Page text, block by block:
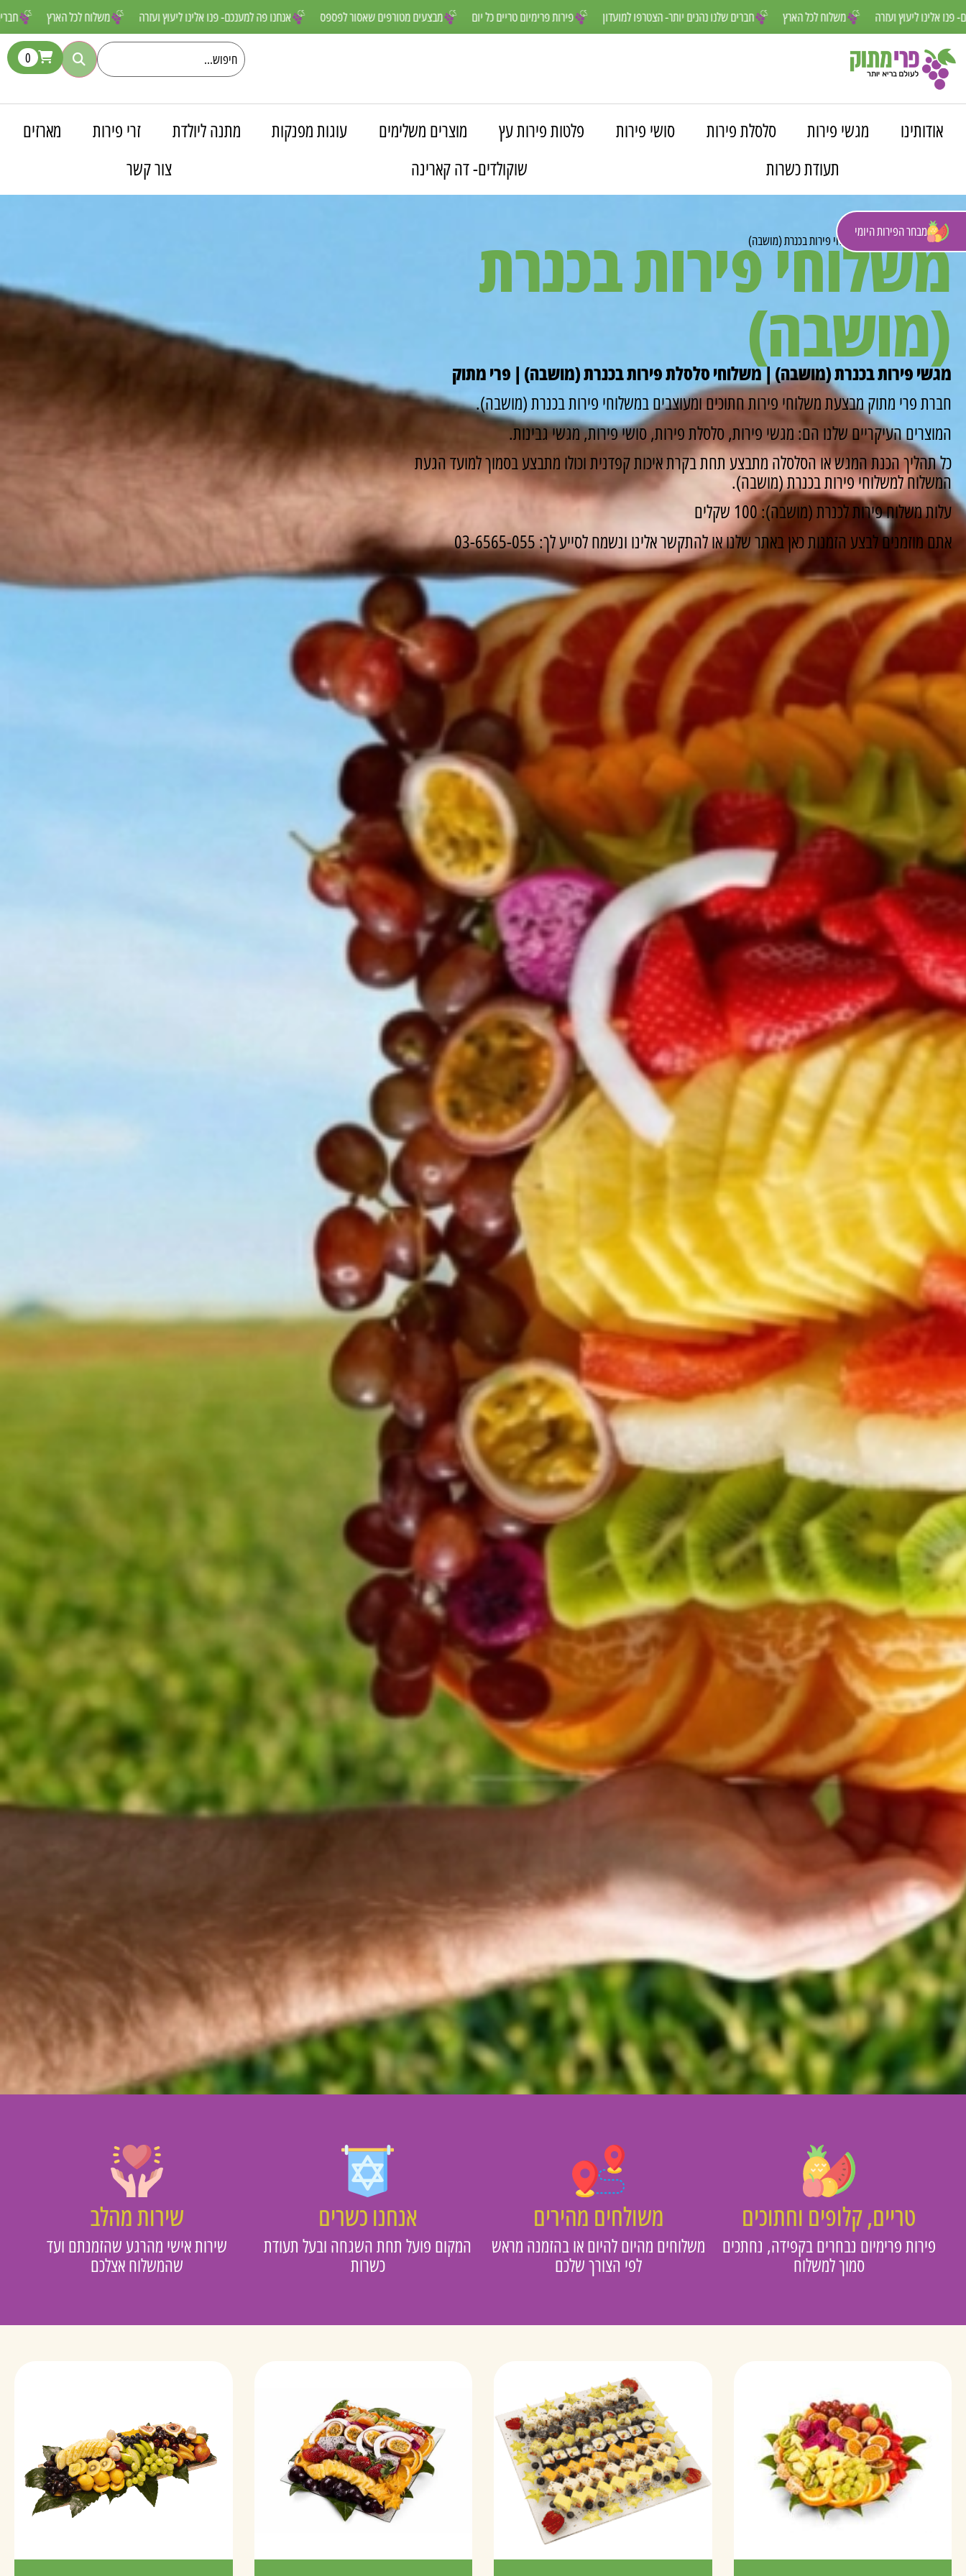
משלוח לכל אנחנו פה למענכם- פנו אלינו ליעוץ ועזרה מבצעים מטורפים שאסור לפספס פירות פרימיום טריים כל יום חברים שלנו נהנים יותר- הצטרפו למועדון משלוח לכל הארץ פה למענכם- פנו אלינו ליעוץ ועזרה
מבחר הפירות היומי
0
אודותינו מגשי פירות סלסלת פירות סושי פירות פלטות פירות עץ מוצרים משלימים עוגות מפנקות מתנה ליולדת זרי פירות
מארזים
תעודת כשרות
שוקולדים- דה קארינה צור קשר
פרי מתוק» משלוחים»משלוחי פירות בכנרת (מושבה)
משלוחי פירות בכנרת
(מושבה)
מגשי פירות בכנרת (מושבה) | משלוחי סלסלת פירות בכנרת (מושבה) | פרי מתוק
חברת פרי מתוק מבצעת משלוחי פירות חתוכים ומעוצבים במשלוחי פירות בכנרת (מושבה).
המוצרים העיקריים שלנו הם: מגשי פירות, סלסלת פירות, סושי פירות, מגשי גבינות.
כל תהליך הכנת המגש או הסלסלה מתבצע תחת בקרת איכות קפדנית וכולו מתבצע בסמוך למועד הגעת
המשלוח למשלוחי פירות בכנרת (מושבה).
עלות משלוח פירות לכנרת (מושבה): 100 שקלים
אתם מוזמנים לבצע הזמנות כאן באתר שלנו או להתקשר אלינו ונשמח לסייע לך: 03-6565-055
טריים, קלופים וחתוכים
פירות פרימיום נבחרים בקפידה, נחתכים
סמוך למשלוח
משולחים מהירים
משלוחים מהיום להיום או בהזמנה מראש
לפי הצורך שלכם
אנחנו כשרים
המקום פועל תחת השגחה ובעל תעודת
כשרות
שירות מהלב
שירות אישי מהרגע שהזמנתם ועד
שהמשלוח אצלכם